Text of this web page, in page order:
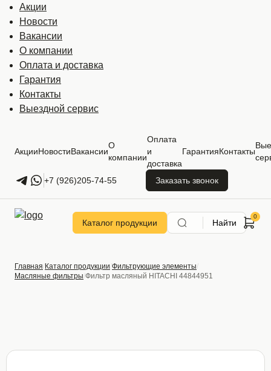
Акции
Новости
Вакансии
О компании
Оплата и доставка
Гарантия
Контакты
Выездной сервис
АкцииНовостиВакансии
О
компании
Оплата
и
доставка
ГарантияКонтакты
+7 (926)205-74-55 Заказать звонок
Каталог продукции Найти
Главная Каталог продукции Фильтрующие элементы
Масляные фильтры Фильтр масляный HITACHI 44844951